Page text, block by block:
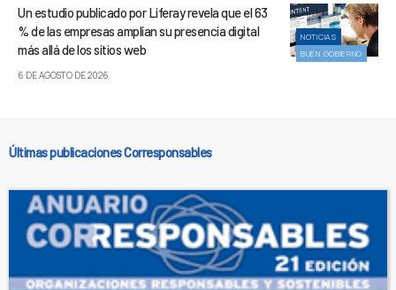
NOTICIAS
BUEN GOBIERNO
Un estudio publicado por Liferay revela que el 63
% de las empresas amplían su presencia digital
más allá de los sitios web
6 DE AGOSTO DE 2026
Últimas publicaciones Corresponsables